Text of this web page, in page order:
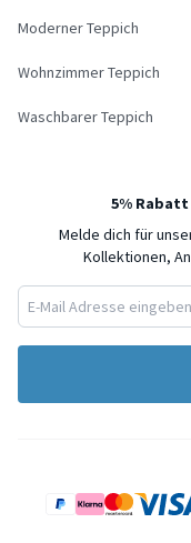
Moderner Teppich
Wohnzimmer Teppich
Waschbarer Teppich
5%
Melde dich für
Kollektionen,